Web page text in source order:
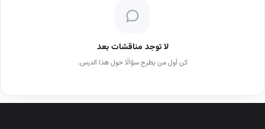
لا توجد مناقشات بعد
كن أول من يطرح سؤالًا حول هذا الدرس.